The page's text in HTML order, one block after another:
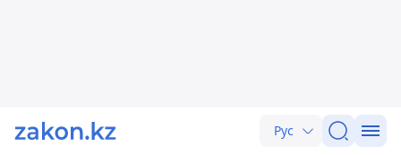
Рус